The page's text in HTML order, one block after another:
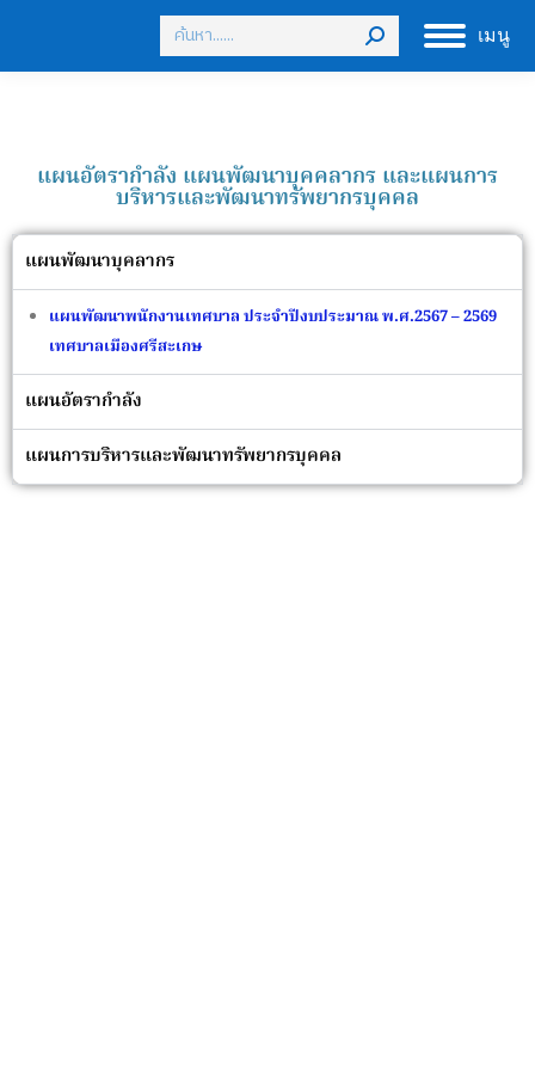
เมนู
แผนอัตรากำลัง แผนพัฒนาบุคคลากร และแผนการ
บริหารและพัฒนาทรัพยากรบุคคล
แผนพัฒนาบุคลากร
แผนพัฒนาพนักงานเทศบาล ประจำปีงบประมาณ พ.ศ.2567 – 2569
เทศบาลเมืองศรีสะเกษ
แผนอัตรากำลัง
แผนการบริหารและพัฒนาทรัพยากรบุคคล